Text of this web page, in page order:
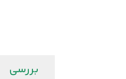
بررسی